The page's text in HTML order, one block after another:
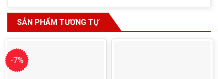
SẢN PHẨM TƯƠNG TỰ
-7%